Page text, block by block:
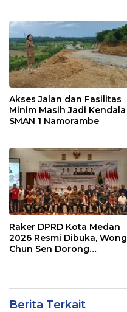
Akses Jalan dan Fasilitas
Minim Masih Jadi Kendala
SMAN 1 Namorambe
Raker DPRD Kota Medan
2026 Resmi Dibuka, Wong
Chun Sen Dorong
Berita Terkait